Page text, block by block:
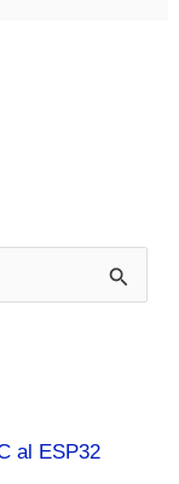
al ESP32